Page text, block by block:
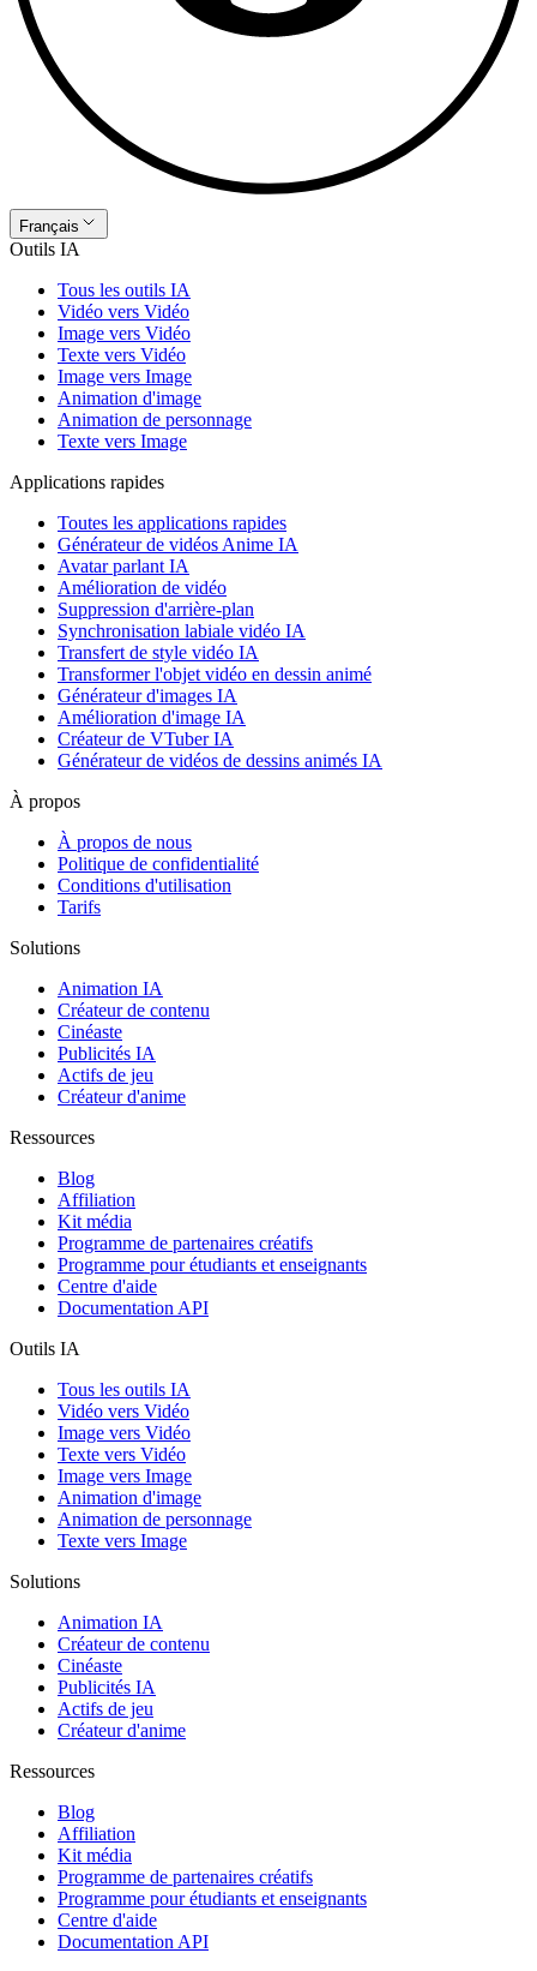
Français
Outils IA
Tous les outils IA
Vidéo vers Vidéo
Image vers Vidéo
Texte vers Vidéo
Image vers Image
Animation d'image
Animation de personnage
Texte vers Image
Applications rapides
Toutes les applications rapides
Générateur de vidéos Anime IA
Avatar parlant IA
Amélioration de vidéo
Suppression d'arrière-plan
Synchronisation labiale vidéo IA
Transfert de style vidéo IA
Transformer l'objet vidéo en dessin animé
Générateur d'images IA
Amélioration d'image IA
Créateur de VTuber IA
Générateur de vidéos de dessins animés IA
À propos
À propos de nous
Politique de confidentialité
Conditions d'utilisation
Tarifs
Solutions
Animation IA
Créateur de contenu
Cinéaste
Publicités IA
Actifs de jeu
Créateur d'anime
Ressources
Blog
Affiliation
Kit média
Programme de partenaires créatifs
Programme pour étudiants et enseignants
Centre d'aide
Documentation API
Outils IA
Tous les outils IA
Vidéo vers Vidéo
Image vers Vidéo
Texte vers Vidéo
Image vers Image
Animation d'image
Animation de personnage
Texte vers Image
Solutions
Animation IA
Créateur de contenu
Cinéaste
Publicités IA
Actifs de jeu
Créateur d'anime
Ressources
Blog
Affiliation
Kit média
Programme de partenaires créatifs
Programme pour étudiants et enseignants
Centre d'aide
Documentation API